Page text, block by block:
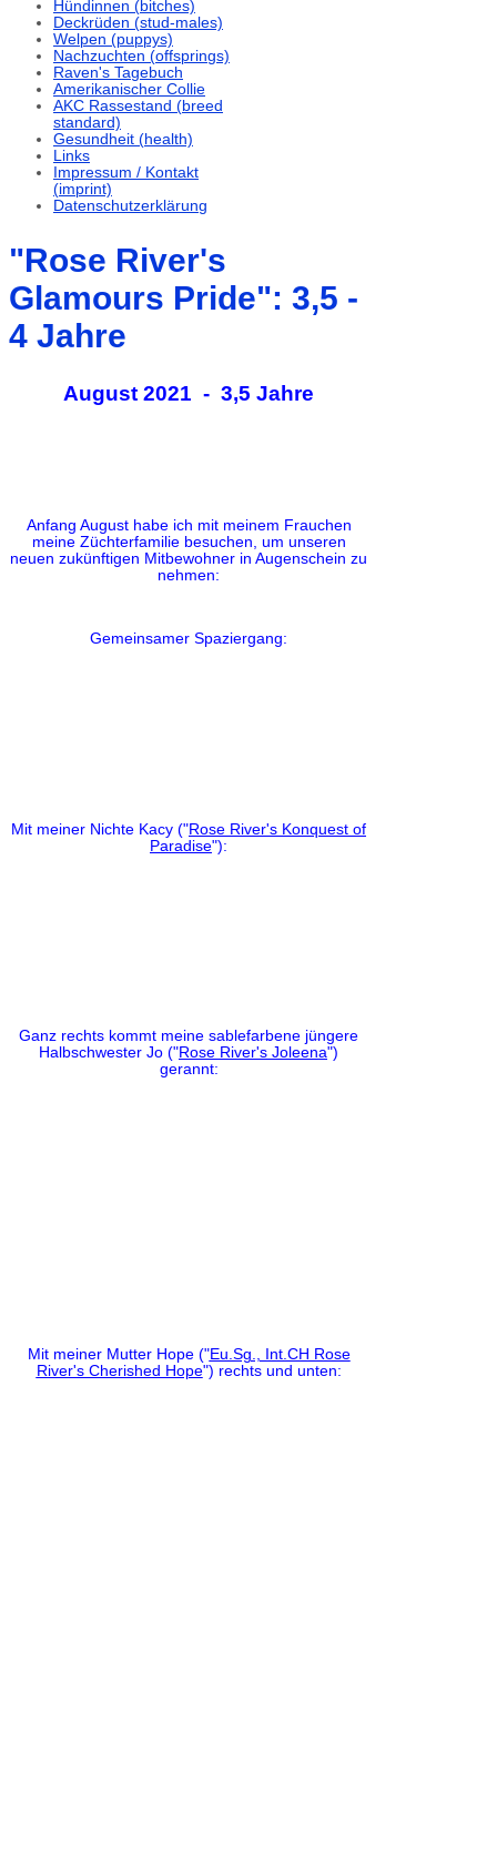
Hündinnen (bitches)
Deckrüden (stud-males)
Welpen (puppys)
Nachzuchten (offsprings)
Raven's Tagebuch
Amerikanischer Collie
AKC Rassestand (breed
standard)
Gesundheit (health)
Links
Impressum / Kontakt
(imprint)
Datenschutzerklärung
"Rose River's
Glamours Pride": 3,5 -
4 Jahre
August 2021 - 3,5 Jahre
Anfang August habe ich mit meinem Frauchen
meine Züchterfamilie besuchen, um unseren
neuen zukünftigen Mitbewohner in Augenschein zu
nehmen:
Gemeinsamer Spaziergang:
Mit meiner Nichte Kacy ("Rose River's Konquest of
Paradise"):
Ganz rechts kommt meine sablefarbene jüngere
Halbschwester Jo ("Rose River's Joleena")
gerannt:
Mit meiner Mutter Hope ("Eu.Sg., Int.CH Rose
River's Cherished Hope") rechts und unten: